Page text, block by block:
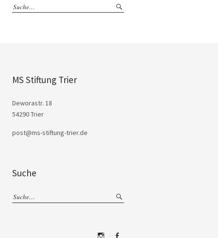
MS Stiftung Trier
Deworastr. 18
54290 Trier
post@ms-stiftung-trier.de
Suche